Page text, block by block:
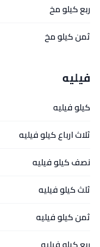
ربع كيلو مخ
ثمن كيلو مخ
فيليه
كيلو فيليه
ثلاث ارباع كيلو فيليه
نصف كيلو فيليه
ثلث كيلو فيليه
ثمن كيلو فيليه